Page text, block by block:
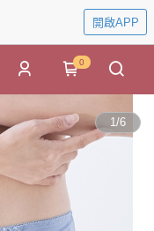
開啟APP
0
1/6